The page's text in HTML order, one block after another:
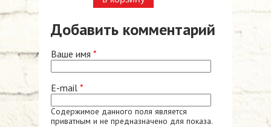
Добавить комментарий
Ваше имя *
E-mail *
Содержимое данного поля является
приватным и не предназначено для показа.